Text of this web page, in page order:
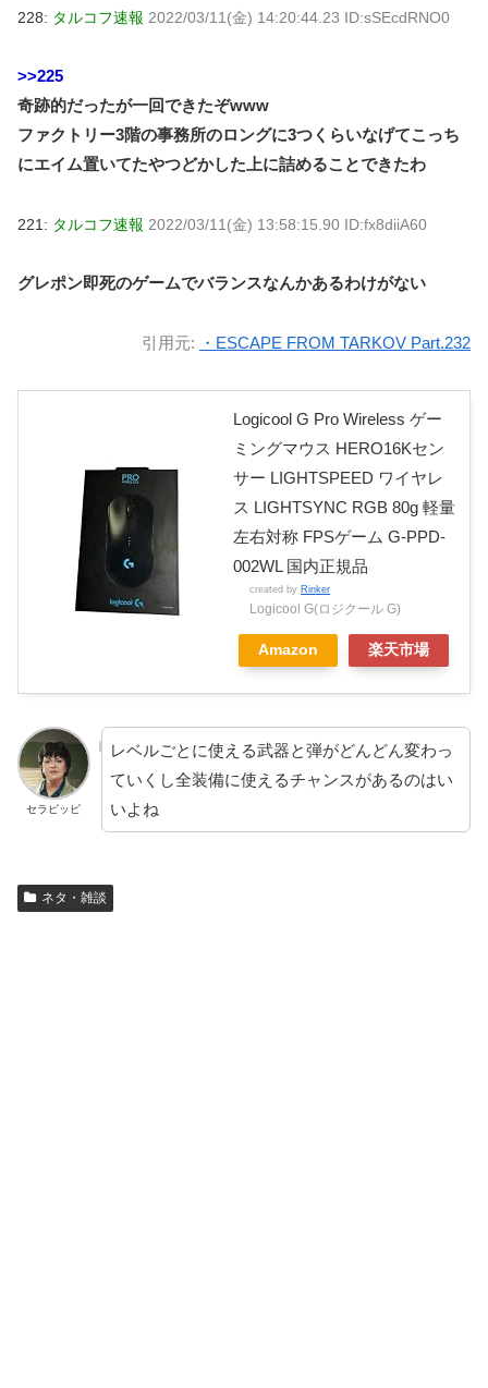
228: タルコフ速報 2022/03/11(金) 14:20:44.23 ID:sSEcdRNO0
>>225
奇跡的だったが一回できたぞwww
ファクトリー3階の事務所のロングに3つくらいなげてこっち
にエイム置いてたやつどかした上に詰めることできたわ
221: タルコフ速報 2022/03/11(金) 13:58:15.90 ID:fx8diiA60
グレポン即死のゲームでバランスなんかあるわけがない
引用元: ・ESCAPE FROM TARKOV Part.232
Logicool G Pro Wireless ゲー
ミングマウス HERO16Kセン
サー LIGHTSPEED ワイヤレ
ス LIGHTSYNC RGB 80g 軽量
左右対称 FPSゲーム G-PPD-
002WL 国内正規品
created by Rinker
Logicool G(ロジクール G)
Amazon 楽天市場
セラピッピ
レベルごとに使える武器と弾がどんどん変わっ
ていくし全装備に使えるチャンスがあるのはい
いよね
ネタ・雑談